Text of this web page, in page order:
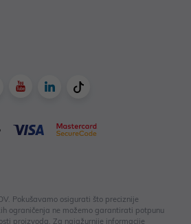
Pokušavamo osigurati što preciznije
ograničenja ne možemo garantirati potpunu
proizvoda. Za najažurnije informacije